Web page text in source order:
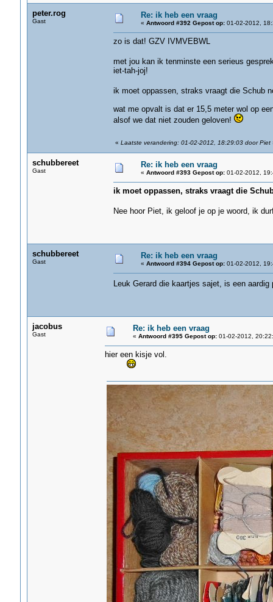
peter.rog
Gast
Re: ik heb een vraag
« Antwoord #392 Gepost op:01-02-2012,
zo is dat! GZV IVMVEBWL
met jou kan ik tenminste een serieus
iet-tah-joj!
ik moet oppassen, straks vraagt die Schub
wat me opvalt is dat er 15,5 meter wol op
alsof we dat niet zouden geloven!
« Laatste verandering: 01-02-2012, 18:29:03 door Piet
schubbereet
Gast
Re: ik heb een vraag
« Antwoord #393 Gepost op:01-02-2012,
ik moet oppassen, straks vraagt die
Nee hoor Piet, ik geloof je op je woord, ik
schubbereet
Gast
Re: ik heb een vraag
« Antwoord #394 Gepost op:01-02-2012,
Leuk Gerard die kaartjes sajet, is een
jacobus
Gast
Re: ik heb een vraag
« Antwoord #395 Gepost op:01-02-2012,
hier een kisje vol.